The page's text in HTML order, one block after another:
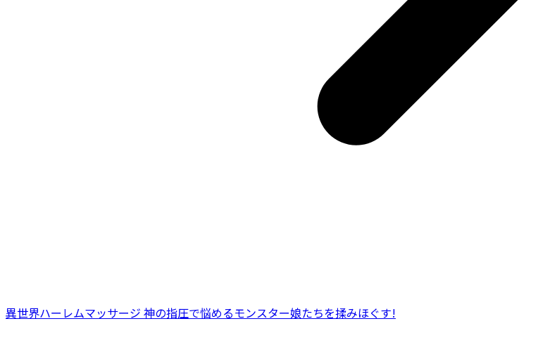
異世界ハーレムマッサージ 神の指圧で悩めるモンスター娘たちを揉みほぐす!